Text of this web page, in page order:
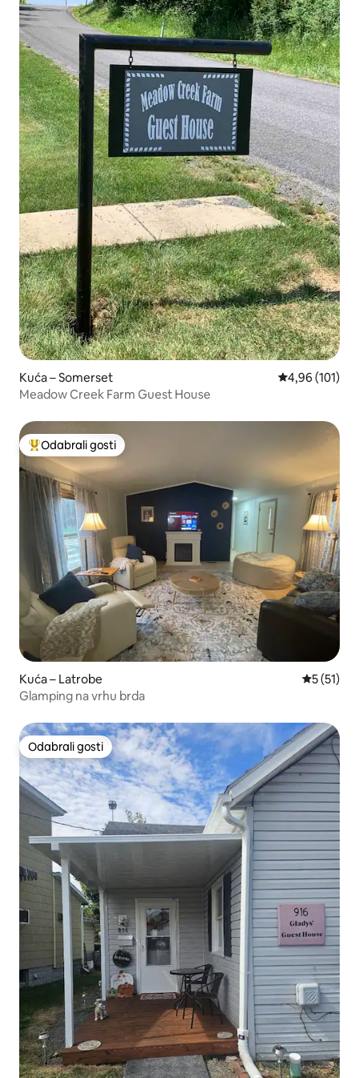
Kuća – Somerset Prosječna
4,96 (101)
Meadow Creek Farm Guest House
Među najviše rangiranima s oznakom „Odabrali gosti”
Odabrali gosti
Kuća – Latrobe Prosječna
5 (51)
Glamping na vrhu brda
Odabrali gosti
Odabrali gosti